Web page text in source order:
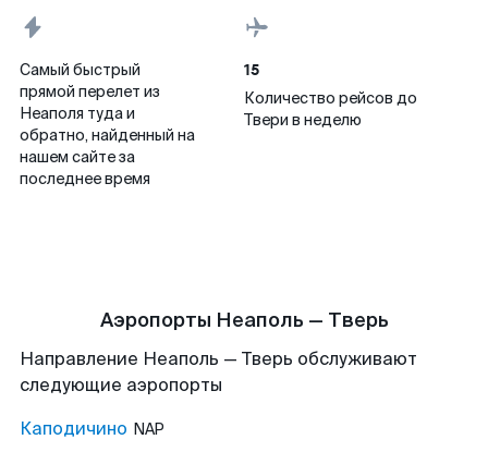
Самый быстрый
прямой перелет из
Неаполя туда и
обратно, найденный на
нашем сайте за
последнее время
15
Количество рейсов до
Твери в неделю
Аэропорты Неаполь — Тверь
Направление Неаполь — Тверь обслуживают
следующие аэропорты
Каподичино NAP